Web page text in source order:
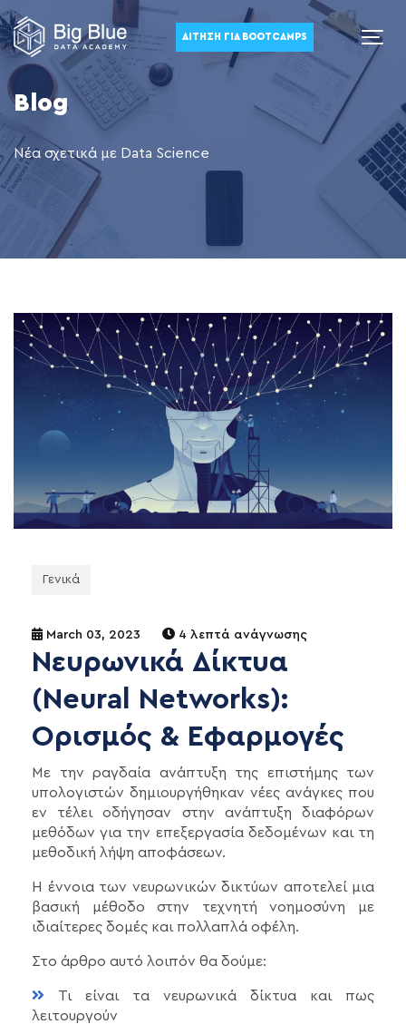
ΑΊΤΗΣΗ ΓΙΑ BOOTCAMPS
Blog
Νέα σχετικά με Data Science
Γενικά
March 03, 2023 4 λεπτά ανάγνωσης
Νευρωνικά Δίκτυα
(Neural Networks):
Ορισμός & Εφαρμογές
Με την ραγδαία ανάπτυξη της επιστήμης των
υπολογιστών δημιουργήθηκαν νέες ανάγκες που
εν τέλει οδήγησαν στην ανάπτυξη διαφόρων
μεθόδων για την επεξεργασία δεδομένων και τη
μεθοδική λήψη αποφάσεων.
Η έννοια των νευρωνικών δικτύων αποτελεί μια
βασική μέθοδο στην τεχνητή νοημοσύνη με
ιδιαίτερες δομές και πολλαπλά οφέλη.
Στο άρθρο αυτό λοιπόν θα δούμε:
Τι είναι τα νευρωνικά δίκτυα και πως
λειτουργούν